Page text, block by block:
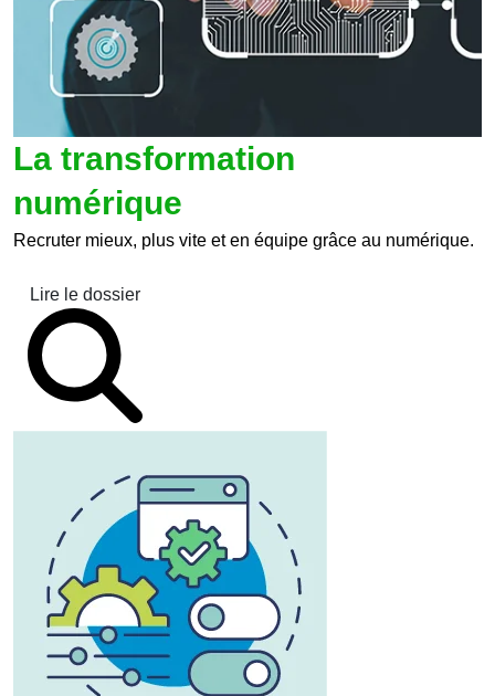
La transformation
numérique
Recruter mieux, plus vite et en équipe grâce au numérique.
Lire le dossier